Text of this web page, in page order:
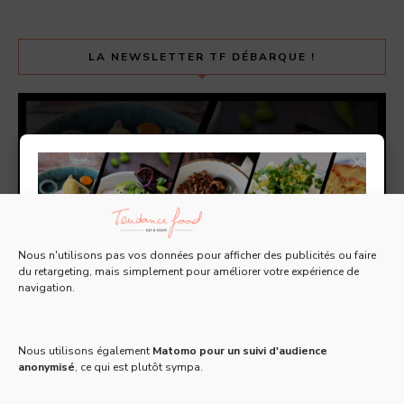
Nous n'utilisons pas vos données pour afficher des publicités ou faire
du retargeting, mais simplement pour améliorer votre expérience de
navigation.
Nous utilisons également Matomo pour un suivi d'audience
anonymisé, ce qui est plutôt sympa.
LA NEWSLETTER TF DÉBARQUE !
×
Tous les 15 jours, recevez une Newsletter gratuite
Email *